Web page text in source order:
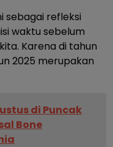
sebagai refleksi
waktu sebelum
Karena di tahun
2025 merupakan
di Puncak
Bone